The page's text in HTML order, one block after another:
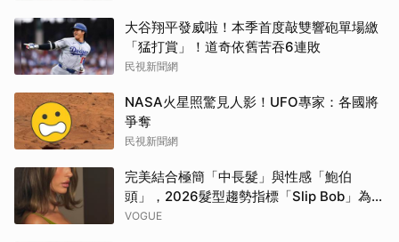
大谷翔平發威啦！本季首度敲雙響砲單場繳
「猛打賞」！道奇依舊苦吞6連敗
民視新聞網
NASA火星照驚見人影！UFO專家：各國將
爭奪
民視新聞網
完美結合極簡「中長髮」與性感「鮑伯
頭」，2026髮型趨勢指標「Slip Bob」為何
自帶90年代超模氣場？
VOGUE